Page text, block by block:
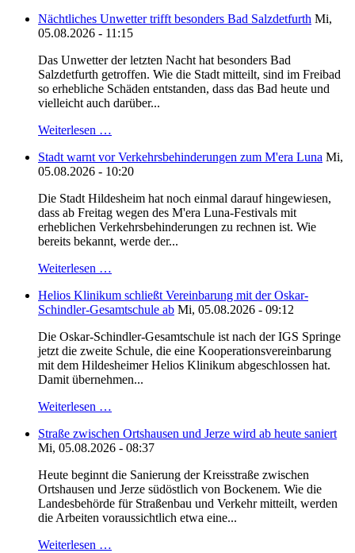
Nächtliches Unwetter trifft besonders Bad Salzdetfurth Mi,
05.08.2026 - 11:15
Das Unwetter der letzten Nacht hat besonders Bad
Salzdetfurth getroffen. Wie die Stadt mitteilt, sind im Freibad
so erhebliche Schäden entstanden, dass das Bad heute und
vielleicht auch darüber...
Weiterlesen …
Stadt warnt vor Verkehrsbehinderungen zum M'era Luna Mi,
05.08.2026 - 10:20
Die Stadt Hildesheim hat noch einmal darauf hingewiesen,
dass ab Freitag wegen des M'era Luna-Festivals mit
erheblichen Verkehrsbehinderungen zu rechnen ist. Wie
bereits bekannt, werde der...
Weiterlesen …
Helios Klinikum schließt Vereinbarung mit der Oskar-
Schindler-Gesamtschule ab Mi, 05.08.2026 - 09:12
Die Oskar-Schindler-Gesamtschule ist nach der IGS Springe
jetzt die zweite Schule, die eine Kooperationsvereinbarung
mit dem Hildesheimer Helios Klinikum abgeschlossen hat.
Damit übernehmen...
Weiterlesen …
Straße zwischen Ortshausen und Jerze wird ab heute saniert
Mi, 05.08.2026 - 08:37
Heute beginnt die Sanierung der Kreisstraße zwischen
Ortshausen und Jerze südöstlich von Bockenem. Wie die
Landesbehörde für Straßenbau und Verkehr mitteilt, werden
die Arbeiten voraussichtlich etwa eine...
Weiterlesen …